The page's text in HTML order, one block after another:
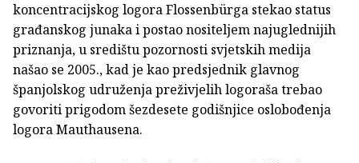
koncentracijskog logora Flossenbürga stekao status
građanskog junaka i postao nositeljem najuglednijih
priznanja, u središtu pozornosti svjetskih medija
našao se 2005., kad je kao predsjednik glavnog
španjolskog udruženja preživjelih logoraša trebao
govoriti prigodom šezdesete godišnjice oslobođenja
logora Mauthausena.